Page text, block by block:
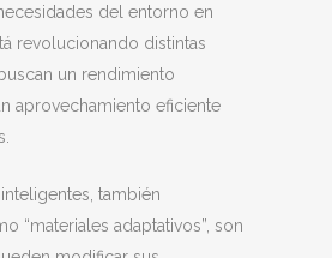
del entorno en
revolucionando distintas
un rendimiento
aprovechamiento eficiente
inteligentes, también
“materiales adaptativos”, son